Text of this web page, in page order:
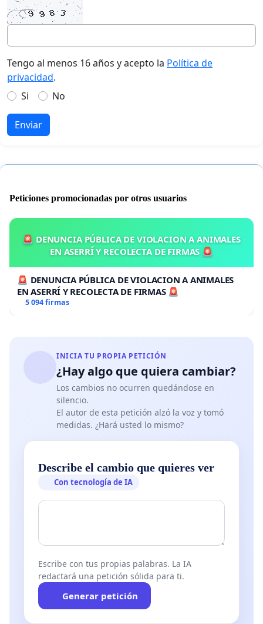
Tengo al menos 16 años y acepto la Política de
privacidad.
Si
No
Enviar
Peticiones promocionadas por otros usuarios
🚨 DENUNCIA PÚBLICA DE VIOLACION A ANIMALES
EN ASERRÍ Y RECOLECTA DE FIRMAS 🚨
🚨 DENUNCIA PÚBLICA DE VIOLACION A ANIMALES
EN ASERRÍ Y RECOLECTA DE FIRMAS 🚨
5 094 firmas
INICIA TU PROPIA PETICIÓN
¿Hay algo que quiera cambiar?
Los cambios no ocurren quedándose en
silencio.
El autor de esta petición alzó la voz y tomó
medidas. ¿Hará usted lo mismo?
Describe el cambio que quieres ver
Con tecnología de IA
Escribe con tus propias palabras. La IA
redactará una petición sólida para ti.
Generar petición